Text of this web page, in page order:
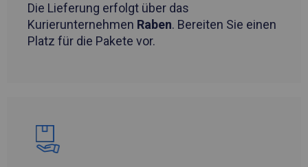
Die Lieferung erfolgt über das
Kurierunternehmen Raben. Bereiten Sie einen
Platz für die Pakete vor.